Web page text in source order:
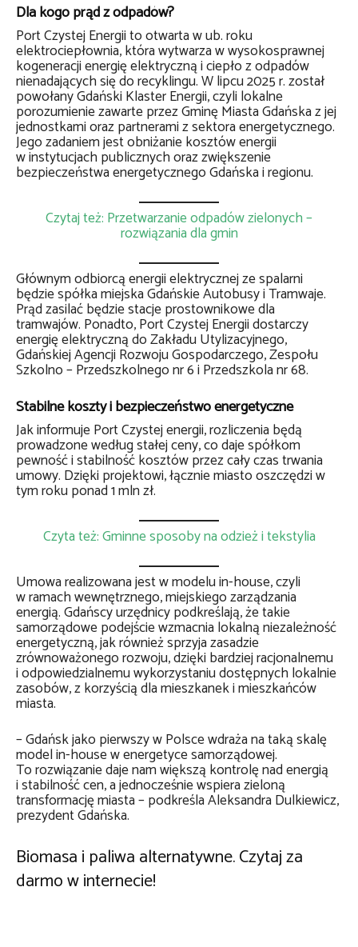
Dla kogo prąd z odpadów?
Port Czystej Energii to otwarta w ub. roku
elektrociepłownia, która wytwarza w wysokosprawnej
kogeneracji energię elektryczną i ciepło z odpadów
nienadających się do recyklingu. W lipcu 2025 r. został
powołany Gdański Klaster Energii, czyli lokalne
porozumienie zawarte przez Gminę Miasta Gdańska z jej
jednostkami oraz partnerami z sektora energetycznego.
Jego zadaniem jest obniżanie kosztów energii
w instytucjach publicznych oraz zwiększenie
bezpieczeństwa energetycznego Gdańska i regionu.
Czytaj też: Przetwarzanie odpadów zielonych –
rozwiązania dla gmin
Głównym odbiorcą energii elektrycznej ze spalarni
będzie spółka miejska Gdańskie Autobusy i Tramwaje.
Prąd zasilać będzie stacje prostownikowe dla
tramwajów. Ponadto, Port Czystej Energii dostarczy
energię elektryczną do Zakładu Utylizacyjnego,
Gdańskiej Agencji Rozwoju Gospodarczego, Zespołu
Szkolno – Przedszkolnego nr 6 i Przedszkola nr 68.
Stabilne koszty i bezpieczeństwo energetyczne
Jak informuje Port Czystej energii, rozliczenia będą
prowadzone według stałej ceny, co daje spółkom
pewność i stabilność kosztów przez cały czas trwania
umowy. Dzięki projektowi, łącznie miasto oszczędzi w
tym roku ponad 1 mln zł.
Czyta też: Gminne sposoby na odzież i tekstylia
Umowa realizowana jest w modelu in-house, czyli
w ramach wewnętrznego, miejskiego zarządzania
energią. Gdańscy urzędnicy podkreślają, że takie
samorządowe podejście wzmacnia lokalną niezależność
energetyczną, jak również sprzyja zasadzie
zrównoważonego rozwoju, dzięki bardziej racjonalnemu
i odpowiedzialnemu wykorzystaniu dostępnych lokalnie
zasobów, z korzyścią dla mieszkanek i mieszkańców
miasta.
– Gdańsk jako pierwszy w Polsce wdraża na taką skalę
model in-house w energetyce samorządowej.
To rozwiązanie daje nam większą kontrolę nad energią
i stabilność cen, a jednocześnie wspiera zieloną
transformację miasta – podkreśla Aleksandra Dulkiewicz,
prezydent Gdańska.
Biomasa i paliwa alternatywne. Czytaj za
darmo w internecie!